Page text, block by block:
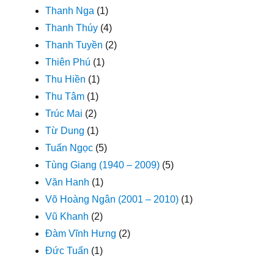
Thanh Nga (1)
Thanh Thúy (4)
Thanh Tuyền (2)
Thiên Phú (1)
Thu Hiền (1)
Thu Tâm (1)
Trúc Mai (2)
Từ Dung (1)
Tuấn Ngọc (5)
Tùng Giang (1940 – 2009) (5)
Văn Hanh (1)
Võ Hoàng Ngân (2001 – 2010) (1)
Vũ Khanh (2)
Đàm Vĩnh Hưng (2)
Đức Tuấn (1)